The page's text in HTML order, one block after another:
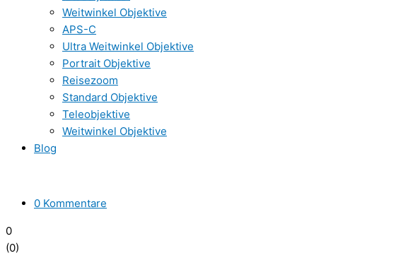
Weitwinkel Objektive
APS-C
Ultra Weitwinkel Objektive
Portrait Objektive
Reisezoom
Standard Objektive
Teleobjektive
Weitwinkel Objektive
Blog
0 Kommentare
0
(0)